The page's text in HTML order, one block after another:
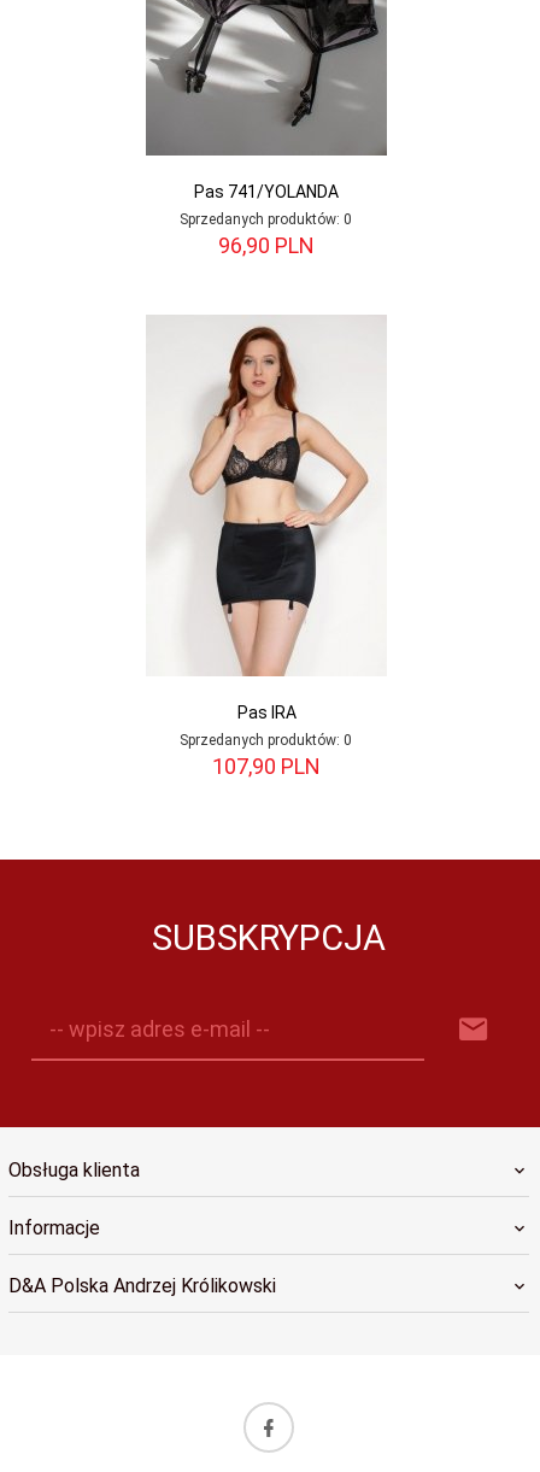
Pas 741/YOLANDA
Sprzedanych produktów: 0
96,90 PLN
Pas IRA
Sprzedanych produktów: 0
107,90 PLN
SUBSKRYPCJA
-- wpisz adres e-mail --
Obsługa klienta
Informacje
D&A Polska Andrzej Królikowski